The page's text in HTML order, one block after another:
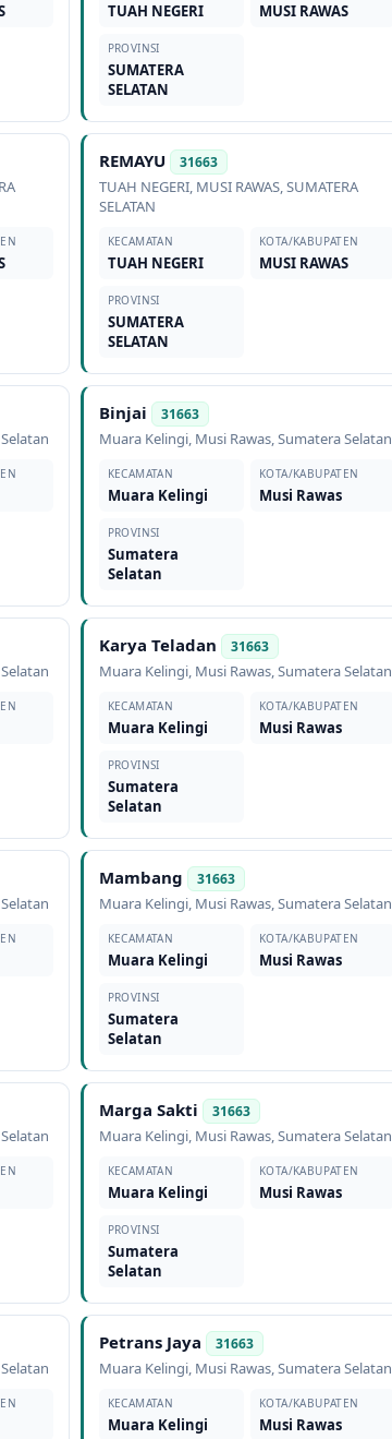
TUAH NEGERI MUSI RAWAS
PROVINSI
SUMATERA
SELATAN
REMAYU 31663
TUAH NEGERI, MUSI RAWAS,SUMATERA
SELATAN
KECAMATAN
TUAH NEGERI
KOTA/KABUPATEN
MUSI RAWAS
PROVINSI
SUMATERA
SELATAN
Binjai 31663
Muara Kelingi, Musi Rawas,Sumatera Selatan
KECAMATAN
Muara Kelingi
KOTA/KABUPATEN
Musi Rawas
PROVINSI
Sumatera
Selatan
Karya Teladan 31663
Muara Kelingi, Musi Rawas,Sumatera Selatan
KECAMATAN
Muara Kelingi
KOTA/KABUPATEN
Musi Rawas
PROVINSI
Sumatera
Selatan
Mambang 31663
Muara Kelingi, Musi Rawas,Sumatera Selatan
KECAMATAN
Muara Kelingi
KOTA/KABUPATEN
Musi Rawas
PROVINSI
Sumatera
Selatan
Marga Sakti 31663
Muara Kelingi, Musi Rawas,Sumatera Selatan
KECAMATAN
Muara Kelingi
KOTA/KABUPATEN
Musi Rawas
PROVINSI
Sumatera
Selatan
Petrans Jaya 31663
Muara Kelingi, Musi Rawas,Sumatera Selatan
KECAMATAN
Muara Kelingi
KOTA/KABUPATEN
Musi Rawas